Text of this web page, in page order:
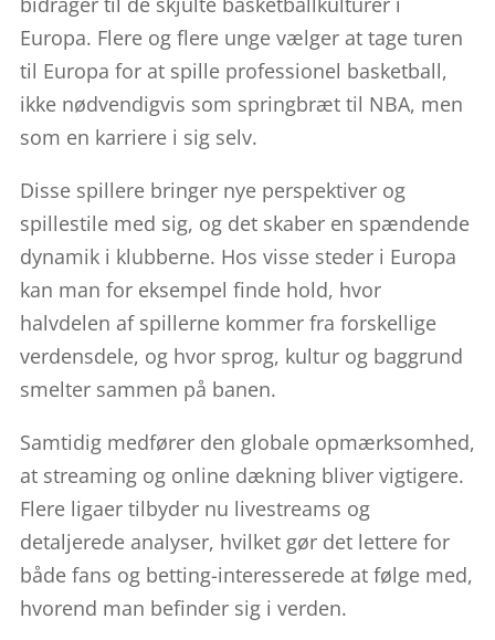
Europa. Flere og flere unge vælger at tage turen
til Europa for at spille professionel basketball,
ikke nødvendigvis som springbræt til NBA, men
som en karriere i sig selv.
Disse spillere bringer nye perspektiver og
spillestile med sig, og det skaber en spændende
dynamik i klubberne. Hos visse steder i Europa
kan man for eksempel finde hold, hvor
halvdelen af spillerne kommer fra forskellige
verdensdele, og hvor sprog, kultur og baggrund
smelter sammen på banen.
Samtidig medfører den globale opmærksomhed,
at streaming og online dækning bliver vigtigere.
Flere ligaer tilbyder nu livestreams og
detaljerede analyser, hvilket gør det lettere for
både fans og betting-interesserede at følge med,
hvorend man befinder sig i verden.